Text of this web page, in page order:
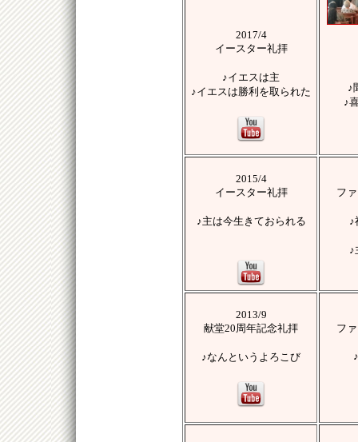
2017/4
イースター礼拝
♪イエスは主
♪イエスは勝利を取られた ♪
♪
2015/4
イースター礼拝
♪主は今生きておられる
フ
♪
♪
2013/9
献堂20周年記念礼拝
♪なんというよろこび
フ